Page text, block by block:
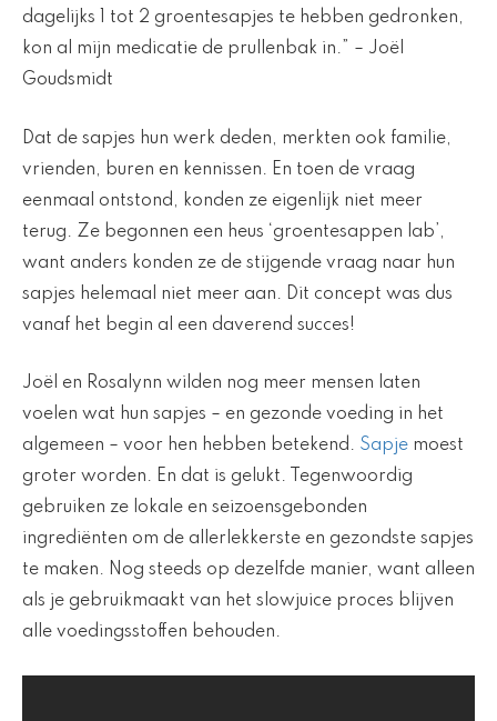
dagelijks 1 tot 2 groentesapjes te hebben gedronken,
kon al mijn medicatie de prullenbak in.” – Joël
Goudsmidt
Dat de sapjes hun werk deden, merkten ook familie,
vrienden, buren en kennissen. En toen de vraag
eenmaal ontstond, konden ze eigenlijk niet meer
terug. Ze begonnen een heus ‘groentesappen lab’,
want anders konden ze de stijgende vraag naar hun
sapjes helemaal niet meer aan. Dit concept was dus
vanaf het begin al een daverend succes!
Joël en Rosalynn wilden nog meer mensen laten
voelen wat hun sapjes – en gezonde voeding in het
algemeen – voor hen hebben betekend. Sapje moest
groter worden. En dat is gelukt. Tegenwoordig
gebruiken ze lokale en seizoensgebonden
ingrediënten om de allerlekkerste en gezondste sapjes
te maken. Nog steeds op dezelfde manier, want alleen
als je gebruikmaakt van het slowjuice proces blijven
alle voedingsstoffen behouden.